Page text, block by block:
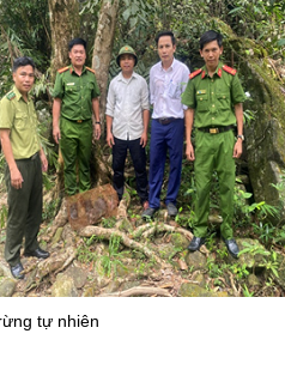
tự nhiên